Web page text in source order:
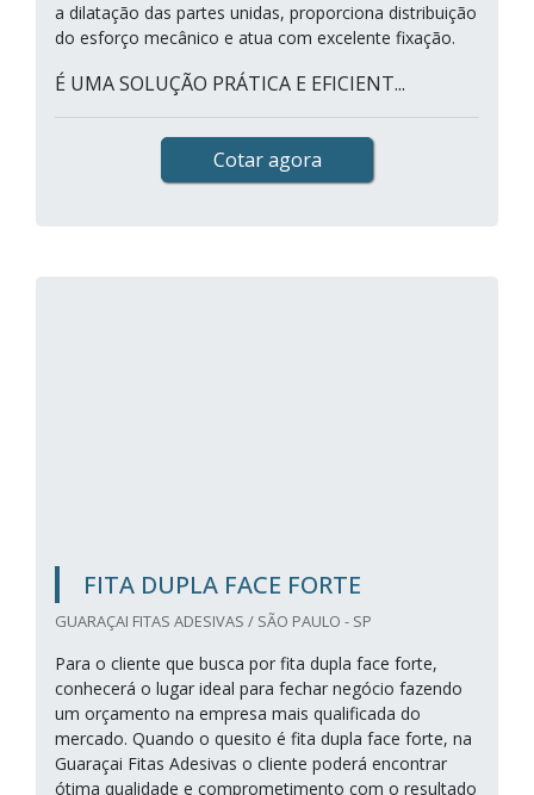
a dilatação das partes unidas, proporciona distribuição
do esforço mecânico e atua com excelente fixação.
É UMA SOLUÇÃO PRÁTICA E EFICIENT...
Cotar agora
FITA DUPLA FACE FORTE
GUARAÇAI FITAS ADESIVAS / SÃO PAULO - SP
Para o cliente que busca por fita dupla face forte,
conhecerá o lugar ideal para fechar negócio fazendo
um orçamento na empresa mais qualificada do
mercado. Quando o quesito é fita dupla face forte, na
Guaraçai Fitas Adesivas o cliente poderá encontrar
ótima qualidade e comprometimento com o resultado